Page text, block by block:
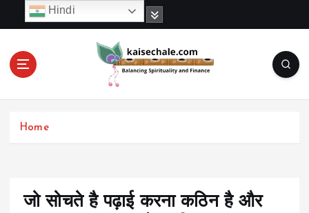
c
Home
जो सोचते है पढ़ाई करना कठिन है और
Hindi